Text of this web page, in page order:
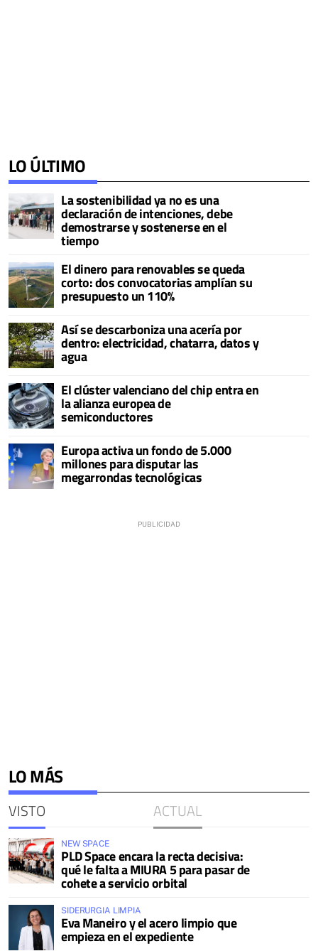
LO ÚLTIMO
La sostenibilidad ya no es una
declaración de intenciones, debe
demostrarse y sostenerse en el
tiempo
El dinero para renovables se queda
corto: dos convocatorias amplían su
presupuesto un 110%
Así se descarboniza una acería por
dentro: electricidad, chatarra, datos y
agua
El clúster valenciano del chip entra en
la alianza europea de
semiconductores
Europa activa un fondo de 5.000
millones para disputar las
megarrondas tecnológicas
LO MÁS
VISTO ACTUAL
NEW SPACE
PLD Space encara la recta decisiva:
qué le falta a MIURA 5 para pasar de
cohete a servicio orbital
SIDERURGIA LIMPIA
Eva Maneiro y el acero limpio que
empieza en el expediente